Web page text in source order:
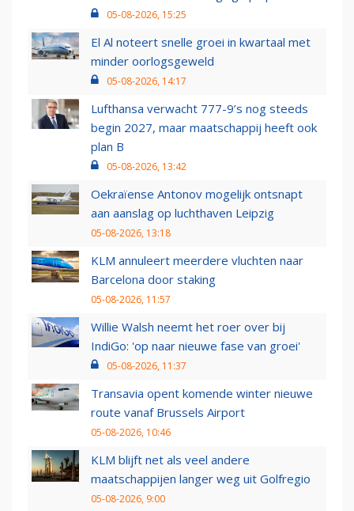
05-08-2026, 15:25
El Al noteert snelle groei in kwartaal met
minder oorlogsgeweld
05-08-2026, 14:17
Lufthansa verwacht 777-9’s nog steeds
begin 2027, maar maatschappij heeft ook
plan B
05-08-2026, 13:42
Oekraïense Antonov mogelijk ontsnapt
aan aanslag op luchthaven Leipzig
05-08-2026, 13:18
KLM annuleert meerdere vluchten naar
Barcelona door staking
05-08-2026, 11:57
Willie Walsh neemt het roer over bij
IndiGo: 'op naar nieuwe fase van groei'
05-08-2026, 11:37
Transavia opent komende winter nieuwe
route vanaf Brussels Airport
05-08-2026, 10:46
KLM blijft net als veel andere
maatschappijen langer weg uit Golfregio
05-08-2026, 9:00